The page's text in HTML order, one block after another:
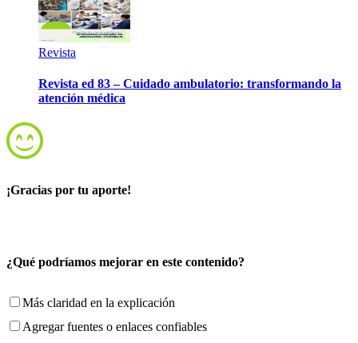
Revista
Revista ed 83 – Cuidado ambulatorio: transformando la
atención médica
¡Gracias por tu aporte!
¿Qué podríamos mejorar en este contenido?
Más claridad en la explicación
Agregar fuentes o enlaces confiables